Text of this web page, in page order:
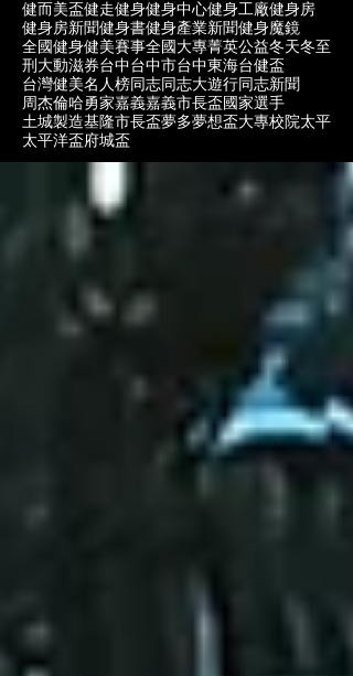
健而美盃健走健身健身中心健身工廠健身房
健身房新聞健身書健身產業新聞健身魔鏡
全國健身健美賽事全國大專菁英公益冬天冬至
刑大動滋券台中台中市台中東海台健盃
台灣健美名人榜 同志 同志大遊行 同志新聞
周杰倫哈勇家嘉義嘉義市長盃 國家選手
土城製造基隆市長盃夢多夢想盃大專校院太平
太平洋盃府城盃